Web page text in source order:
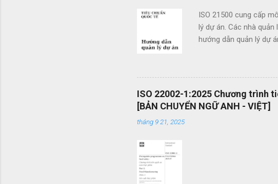
ISO 21500 cung cấp
lý dự án. Các nhà
hướng dẫn quản lý dự
các tổ chức nhằm
việc sử dụng thuật ngữ
án và khả năng làm
mang tính phổ quát
được vận hành dạng
ISO 22002-1:2025 Chương trình
[BẢN CHUYỂN NGỮ ANH - VIỆT]
tháng 9 21, 2025